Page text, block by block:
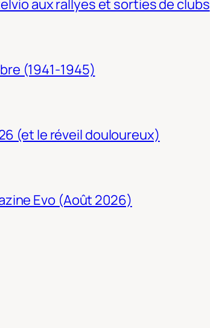
aux rallyes et sorties de clubs
(1941-1945)
(et le réveil douloureux)
Evo (Août 2026)